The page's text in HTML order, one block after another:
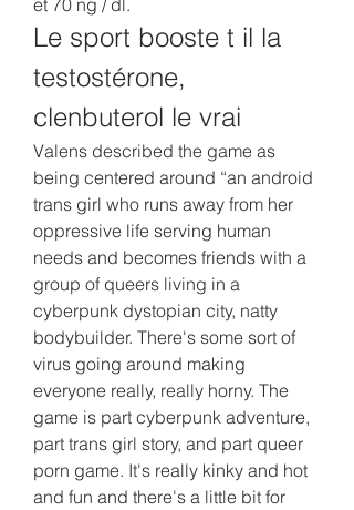
Le sport booste t il la
testostérone,
clenbuterol le vrai
Valens described the game as
being centered around “an android
trans girl who runs away from her
oppressive life serving human
needs and becomes friends with a
group of queers living in a
cyberpunk dystopian city, natty
bodybuilder. There's some sort of
virus going around making
everyone really, really horny. The
game is part cyberpunk adventure,
part trans girl story, and part queer
porn game. It's really kinky and hot
and fun and there's a little bit for